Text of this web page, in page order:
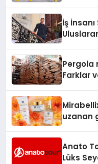
İş
Pergola
Farklar
uzanan
Anato
Lüks